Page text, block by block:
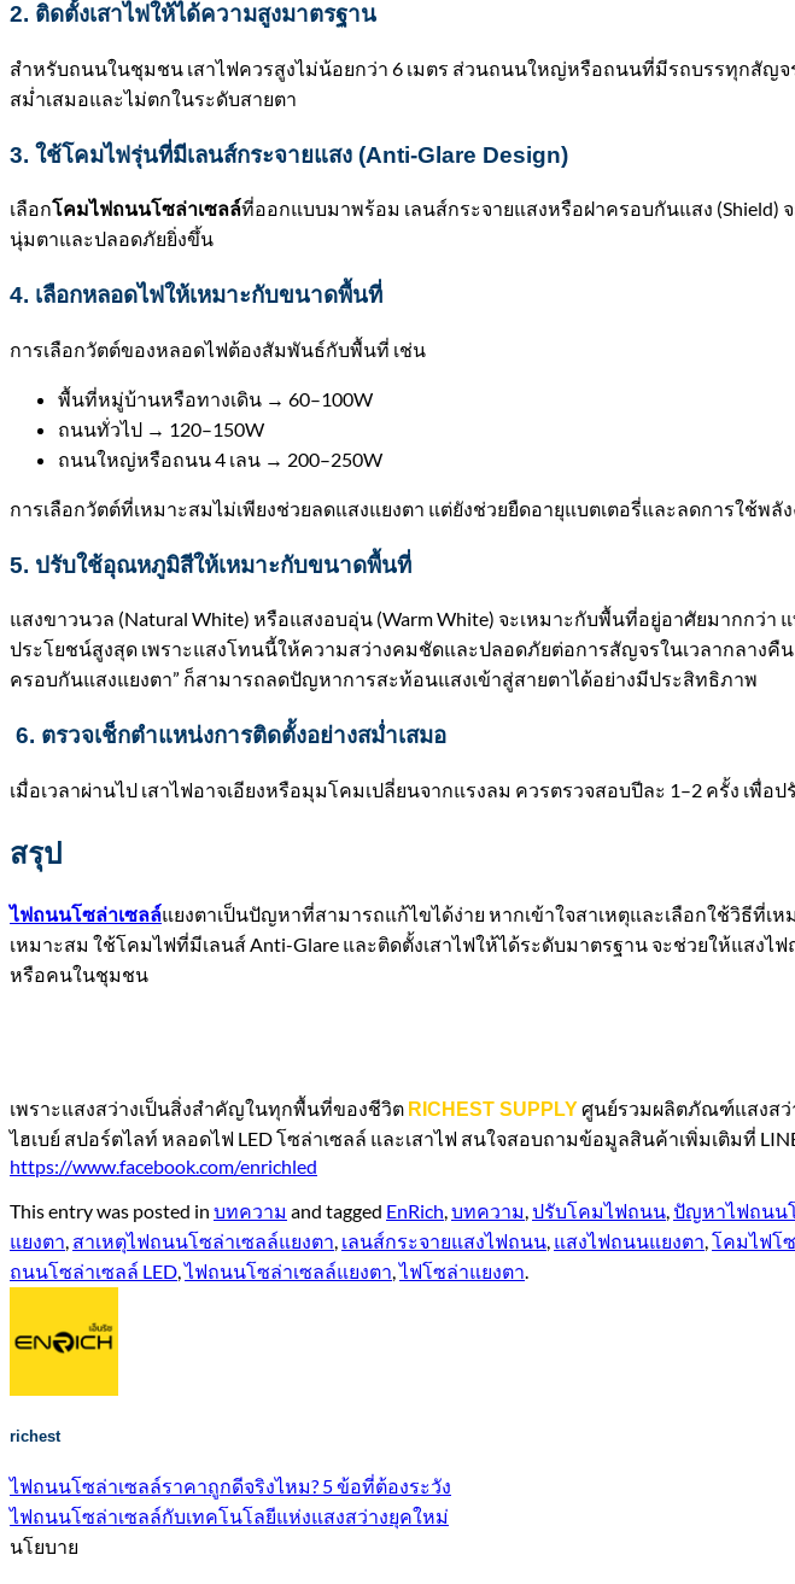
2. ติดตั้งเสาไฟให้ได้ความสูงมาตรฐาน
สำหรับถนนในชุมชน เสาไฟควรสูงไม่น้อยกว่า 6 เมตร ส่วนถนนใหญ่หรือถนนที่มีรถบรรทุกสัญจร
สม่ำเสมอและไม่ตกในระดับสายตา
3. ใช้โคมไฟรุ่นที่มีเลนส์กระจายแสง (Anti-Glare Design)
เลือกโคมไฟถนนโซล่าเซลล์ที่ออกแบบมาพร้อม เลนส์กระจายแสงหรือฝาครอบกันแสง (Shield)
นุ่มตาและปลอดภัยยิ่งขึ้น
4. เลือกหลอดไฟให้เหมาะกับขนาดพื้นที่
การเลือกวัตต์ของหลอดไฟต้องสัมพันธ์กับพื้นที่ เช่น
พื้นที่หมู่บ้านหรือทางเดิน → 60–100W
ถนนทั่วไป → 120–150W
ถนนใหญ่หรือถนน 4 เลน → 200–250W
การเลือกวัตต์ที่เหมาะสมไม่เพียงช่วยลดแสงแยงตา แต่ยังช่วยยืดอายุแบตเตอรี่และลดการใช้พลั
5. ปรับใช้อุณหภูมิสีให้เหมาะกับขนาดพื้นที่
แสงขาวนวล (Natural White) หรือแสงอบอุ่น (Warm White) จะเหมาะกับพื้นที่อยู่อาศัยมากกว่า
ประโยชน์สูงสุด เพราะแสงโทนนี้ให้ความสว่างคมชัดและปลอดภัยต่อการสัญจรในเวลากลางคื
ครอบกันแสงแยงตา” ก็สามารถลดปัญหาการสะท้อนแสงเข้าสู่สายตาได้อย่างมีประสิทธิภาพ
6. ตรวจเช็กตำแหน่งการติดตั้งอย่างสม่ำเสมอ
เมื่อเวลาผ่านไป เสาไฟอาจเอียงหรือมุมโคมเปลี่ยนจากแรงลม ควรตรวจสอบปีละ 1–2 ครั้ง เพื่
สรุป
ไฟถนนโซล่าเซลล์แยงตาเป็นปัญหาที่สามารถแก้ไขได้ง่าย หากเข้าใจสาเหตุและเลือกใช้วิธีที่
เหมาะสม ใช้โคมไฟที่มีเลนส์ Anti-Glare และติดตั้งเสาไฟให้ได้ระดับมาตรฐาน จะช่วยให้แสง
หรือคนในชุมชน
เพราะแสงสว่างเป็นสิ่งสำคัญในทุกพื้นที่ของชีวิต RICHEST SUPPLY ศูนย์รวมผลิตภัณฑ์แสงสว่
ไฮเบย์ สปอร์ตไลท์ หลอดไฟ LED โซล่าเซลล์ และเสาไฟ สนใจสอบถามข้อมูลสินค้าเพิ่มเติมที่
https://www.facebook.com/enrichled
This entry was posted in บทความ and tagged EnRich,บทความ,ปรับโคมไฟถนน,ปัญหาไฟถนน
แยงตา, สาเหตุไฟถนนโซล่าเซลล์แยงตา, เลนส์กระจายแสงไฟถนน, แสงไฟถนนแยงตา,โคมไฟโ
ถนนโซล่าเซลล์ LED,ไฟถนนโซล่าเซลล์แยงตา,ไฟโซล่าแยงตา.
richest
ไฟถนนโซล่าเซลล์ราคาถูกดีจริงไหม? 5 ข้อที่ต้องระวัง
ไฟถนนโซล่าเซลล์กับเทคโนโลยีแห่งแสงสว่างยุคใหม่
นโยบาย